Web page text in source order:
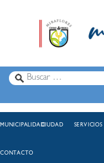
MUNICIPALIDADCIUDAD SERVICIOS
CONTACTO